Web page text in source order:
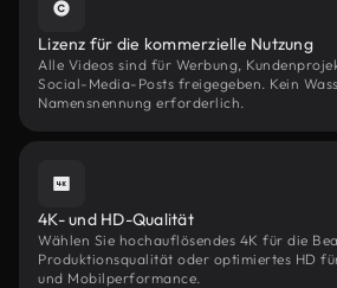
Lizenz für die kommerzielle Nutzung
Alle Videos sind für Werbung,
Social-Media-Posts freigegeben. Kein
Namensnennung erforderlich.
4K- und HD-Qualität
Wählen Sie hochauflösendes 4K für die
Produktionsqualität oder optimiertes HD
und Mobilperformance.